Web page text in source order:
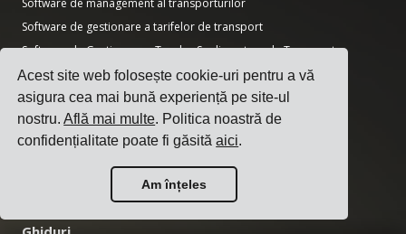
Acest site web folosește cookie-uri pentru a vă
asigura cea mai bună experiență pe site-ul
nostru.Află mai multe. Politica noastră de
confidențialitate poate fi găsităaici.
Am înțeles
Software de gestionare a tarifelor de transport
Software de Gestionare a Taxelor Suplimentare de Transport
Software de integrare a transportatorilor
Software de management al transporturilor
Software de expediere cu mai mulți transportatori
API de Expediere Transport cu Mai Mulți Transportatori
Software de programare a rampelor
Software pentru Departamentul de Logistică